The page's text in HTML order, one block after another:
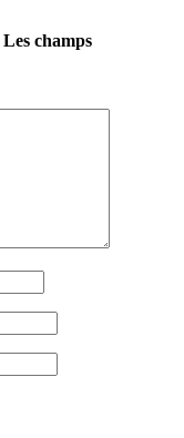
Les champs